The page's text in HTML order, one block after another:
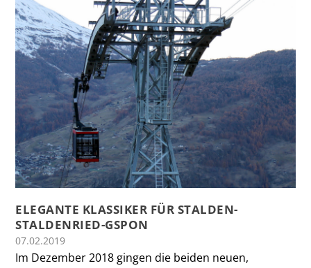
ELEGANTE KLASSIKER FÜR STALDEN-
STALDENRIED-GSPON
07.02.2019
Im Dezember 2018 gingen die beiden neuen,